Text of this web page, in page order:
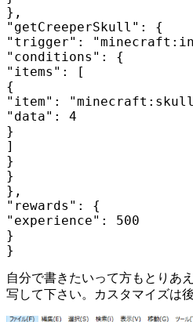
},
"getCreeperSkull": {
"trigger":
"conditions": {
"items": [
{
"item":
"data": 4
}
]
}
}
},
"rewards": {
"experience": 500
}
}
自分で書きたいって方もとりあ
写して下さい。カスタマイズは